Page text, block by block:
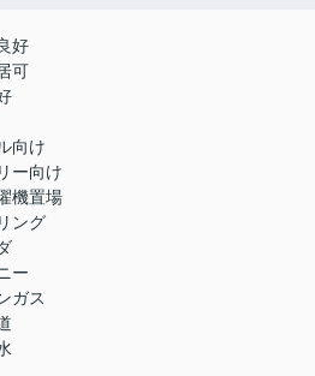
好
可
向け
ー向け
機置場
ング
ー
ガス